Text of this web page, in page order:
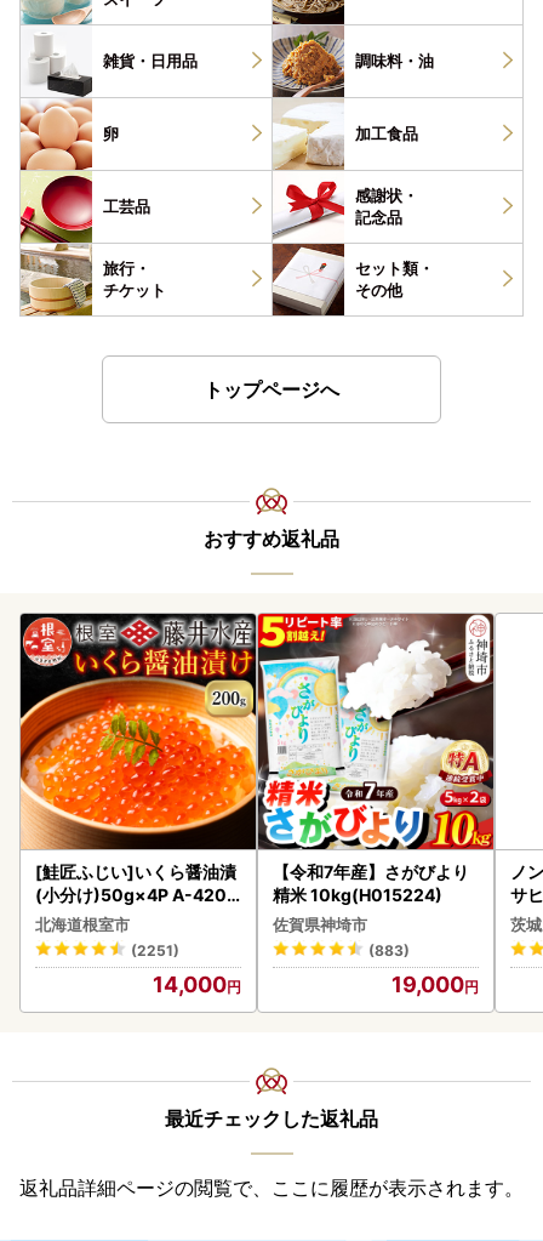
雑貨・ 日用品 調味料・ 油
卵 加工食品
工芸品
感謝状・
記念品
旅行・
チケット
セット類・
その他
トップページへ
おすすめ返礼品
[鮭匠ふじい]いくら醤油漬
(小分け)50g×4P A-4209
5
北海道根室市
(2251)
14,000
【令和7年産】さがびより
精米 10kg(H015224)
佐賀県神埼市
(883)
19,000
ノ
サ
本
守
茨
最近チェックした返礼品
返礼品詳細ページの閲覧で、ここに履歴が表示されます。